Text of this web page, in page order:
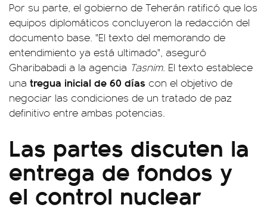
Por su parte, el gobierno de Teherán ratificó que los
equipos diplomáticos concluyeron la redacción del
documento base. "El texto del memorando de
entendimiento ya está ultimado", aseguró
Gharibabadi a la agencia Tasnim. El texto establece
una tregua inicial de 60 días con el objetivo de
negociar las condiciones de un tratado de paz
definitivo entre ambas potencias.
Las partes discuten la
entrega de fondos y
el control nuclear